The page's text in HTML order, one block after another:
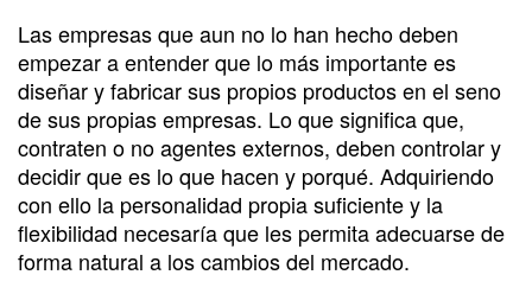
Las empresas que aun no lo han hecho deben
empezar a entender que lo más importante es
diseñar y fabricar sus propios productos en el seno
de sus propias empresas. Lo que significa que,
contraten o no agentes externos, deben controlar y
decidir que es lo que hacen y porqué. Adquiriendo
con ello la personalidad propia suficiente y la
flexibilidad necesaría que les permita adecuarse de
forma natural a los cambios del mercado.